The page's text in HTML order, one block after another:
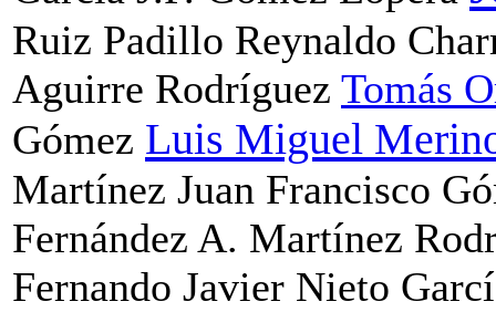
Ruiz Padillo Reynaldo
Aguirre Rodríguez Tomás
Gómez Luis Miguel
Martínez Juan Francisco
Fernández A. Martínez
Fernando Javier Nieto